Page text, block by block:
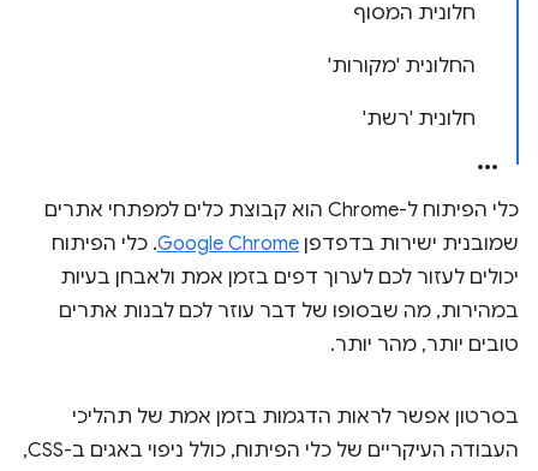
חלונית המסוף
החלונית 'מקורות'
חלונית 'רשת'
כלי הפיתוח ל-Chrome הוא קבוצת כלים למפתחי אתרים
שמובנית ישירות בדפדפן Google Chrome. כלי הפיתוח
יכולים לעזור לכם לערוך דפים בזמן אמת ולאבחן בעיות
במהירות, מה שבסופו של דבר עוזר לכם לבנות אתרים
טובים יותר, מהר יותר.
בסרטון אפשר לראות הדגמות בזמן אמת של תהליכי
העבודה העיקריים של כלי הפיתוח, כולל ניפוי באגים ב-CSS,